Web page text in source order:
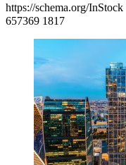
https://schema.org/InStock
657369 1817